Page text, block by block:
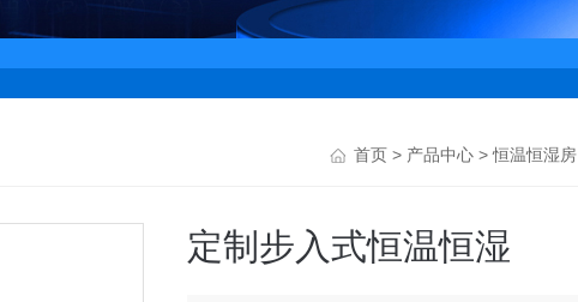
首页 > 产品中心 >恒温恒湿房
定制步入式恒温恒湿